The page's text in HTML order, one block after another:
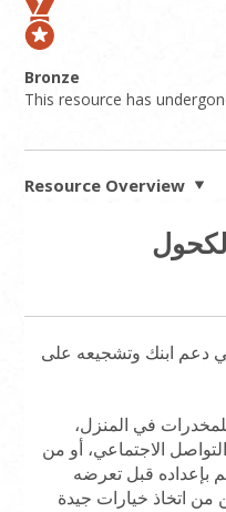
Bronze
This resource has
Resource Overview
دعم ابنك وتشجيعه على
في المنزل،
الاجتماعي، أو من
بإعداده قبل تعرضه
من اتخاذ خيارات جيدة